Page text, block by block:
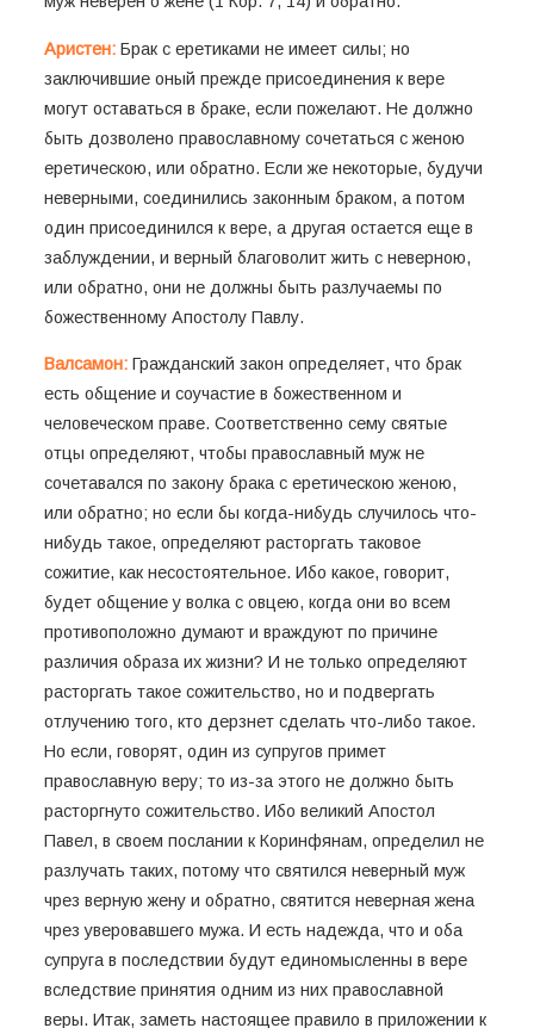
Аристен:Брак с еретиками не имеет силы; но
заключившие оный прежде присоединения к вере
могут оставаться в браке, если пожелают. Не должно
быть дозволено православному сочетаться с женою
еретическою, или обратно. Если же некоторые, будучи
неверными, соединились законным браком, а потом
один присоединился к вере, а другая остается еще в
заблуждении, и верный благоволит жить с неверною,
или обратно, они не должны быть разлучаемы по
божественному Апостолу Павлу.
Валсамон:Гражданский закон определяет, что брак
есть общение и соучастие в божественном и
человеческом праве. Соответственно сему святые
отцы определяют, чтобы православный муж не
сочетавался по закону брака с еретическою женою,
или обратно; но если бы когда-нибудь случилось что-
нибудь такое, определяют расторгать таковое
сожитие, как несостоятельное. Ибо какое, говорит,
будет общение у волка с овцею, когда они во всем
противоположно думают и враждуют по причине
различия образа их жизни? И не только определяют
расторгать такое сожительство, но и подвергать
отлучению того, кто дерзнет сделать что-либо такое.
Но если, говорят, один из супругов примет
православную веру; то из-за этого не должно быть
расторгнуто сожительство. Ибо великий Апостол
Павел, в своем послании к Коринфянам, определил не
разлучать таких, потому что святился неверный муж
чрез верную жену и обратно, святится неверная жена
чрез уверовавшего мужа. И есть надежда, что и оба
супруга в последствии будут единомысленны в вере
вследствие принятия одним из них православной
веры. Итак, заметь настоящее правило в приложении к